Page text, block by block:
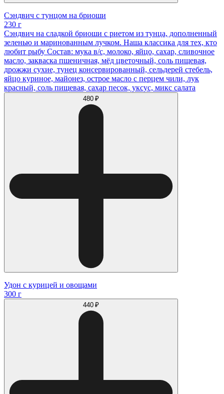
Сэндвич с тунцом на бриоши
230 г
Сэндвич на сладкой бриоши с риетом из тунца, дополненный
зеленью и маринованным лучком. Наша классика для тех, кто
любит рыбу Состав: мука в/с, молоко, яйцо, сахар, сливочное
масло, закваска пшеничная, мёд цветочный, соль пищевая,
дрожжи сухие, тунец консервированный, сельдерей стебель,
яйцо куриное, майонез, острое масло с перцем чили, лук
красный, соль пищевая, сахар песок, уксус, микс салата
480 ₽
Удон с курицей и овощами
300 г
440 ₽